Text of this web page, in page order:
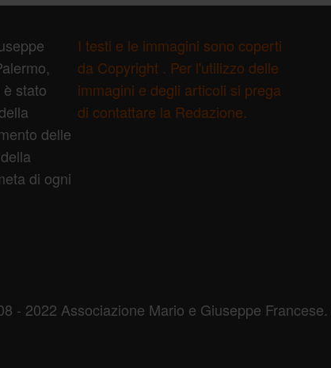
stato
delle
di ogni
I testi e le immagini sono coperti
da Copyright . Per l'utilizzo delle
immagini e degli articoli si prega
di contattare la Redazione.
- 2022 Associazione Mario e Giuseppe Francese.